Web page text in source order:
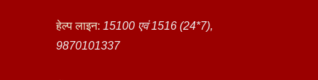
हेल्प लाइन: 15100 एवं 1516 (24*7),
9870101337